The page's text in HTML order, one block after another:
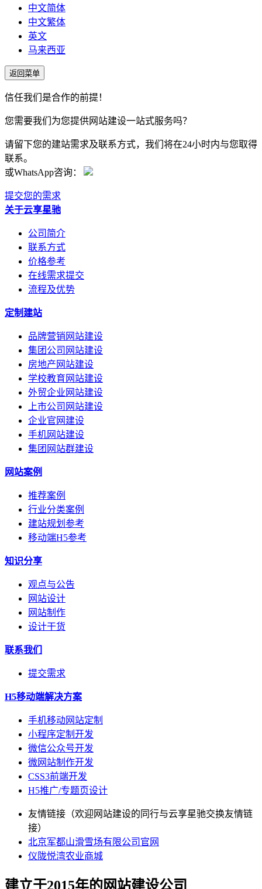
中文简体
中文繁体
英文
马来西亚
返回菜单
信任我们是合作的前提！
您需要我们为您提供网站建设一站式服务吗？
请留下您的建站需求及联系方式，我们将在24小时内与您取得
联系。
或WhatsApp咨询：
提交您的需求
关于云享星驰
公司简介
联系方式
价格参考
在线需求提交
流程及优势
定制建站
品牌营销网站建设
集团公司网站建设
房地产网站建设
学校教育网站建设
外贸企业网站建设
上市公司网站建设
企业官网建设
手机网站建设
集团网站群建设
网站案例
推荐案例
行业分类案例
建站规划参考
移动端H5参考
知识分享
观点与公告
网站设计
网站制作
设计干货
联系我们
提交需求
H5移动端解决方案
手机移动网站定制
小程序定制开发
微信公众号开发
微网站制作开发
CSS3前端开发
H5推广/专题页设计
友情链接（欢迎网站建设的同行与云享星驰交换友情链
接）
北京军都山滑雪场有限公司官网
仪陇悦湾农业商城
建立于2015年的网站建设公司